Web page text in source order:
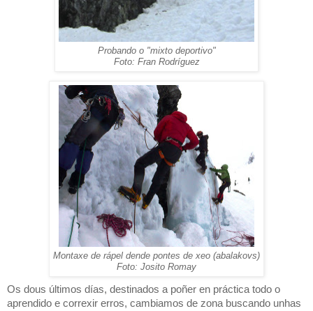
Probando o "mixto deportivo"
Foto: Fran Rodríguez
Montaxe de rápel dende pontes de xeo (abalakovs)
Foto: Josito Romay
Os dous últimos días, destinados a poñer en práctica todo o
aprendido e correxir erros, cambiamos de zona buscando unhas